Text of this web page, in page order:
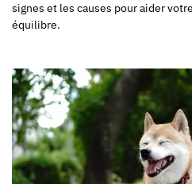
signes et les causes pour aider
équilibre.